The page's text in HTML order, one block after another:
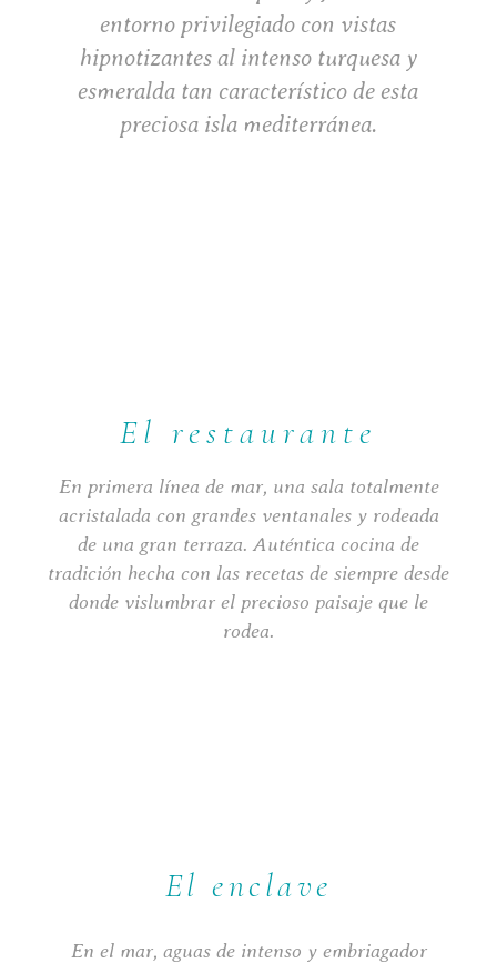
entorno privilegiado con vistas
hipnotizantes al intenso turquesa y
esmeralda tan característico de esta
preciosa isla mediterránea.
El restaurante
En primera línea de mar, una sala totalmente
acristalada con grandes ventanales y rodeada
de una gran terraza. Auténtica cocina de
tradición hecha con las recetas de siempre desde
donde vislumbrar el precioso paisaje que le
rodea.
El enclave
En el mar, aguas de intenso y embriagador